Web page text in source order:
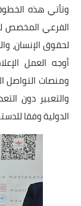
وتأتي هذه
الفرعي المخصص
لحقوق الإنسان،
أوجه العمل
ومنصات التواصل
والتعبير دون
الدولية وفقا